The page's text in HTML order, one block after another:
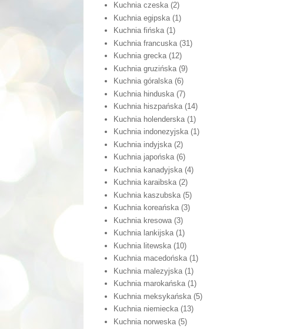
Kuchnia czeska (2)
Kuchnia egipska (1)
Kuchnia fińska (1)
Kuchnia francuska (31)
Kuchnia grecka (12)
Kuchnia gruzińska (9)
Kuchnia góralska (6)
Kuchnia hinduska (7)
Kuchnia hiszpańska (14)
Kuchnia holenderska (1)
Kuchnia indonezyjska (1)
Kuchnia indyjska (2)
Kuchnia japońska (6)
Kuchnia kanadyjska (4)
Kuchnia karaibska (2)
Kuchnia kaszubska (5)
Kuchnia koreańska (3)
Kuchnia kresowa (3)
Kuchnia lankijska (1)
Kuchnia litewska (10)
Kuchnia macedońska (1)
Kuchnia malezyjska (1)
Kuchnia marokańska (1)
Kuchnia meksykańska (5)
Kuchnia niemiecka (13)
Kuchnia norweska (5)